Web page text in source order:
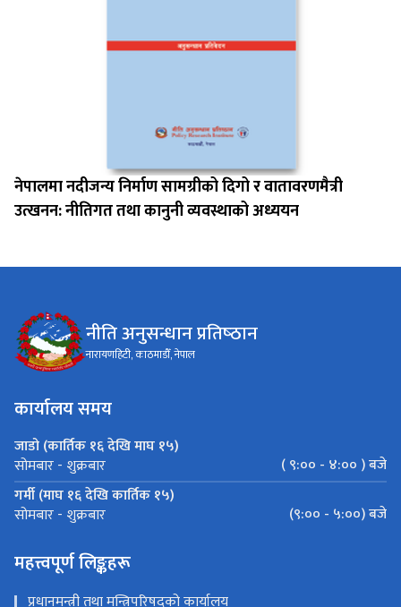
नेपालमा नदीजन्य निर्माण सामग्रीको दिगो र वातावरणमैत्री
उत्खनन: नीतिगत तथा कानुनी व्यवस्थाको अध्ययन
नीति अनुसन्धान प्रतिष्‍ठान
नारायणहिटी, काठमाडौँ, नेपाल
कार्यालय समय
जाडो (कार्तिक १६ देखि माघ १५)
सोमबार - शुक्रबार
( ९:०० - ४:०० ) बजे
गर्मी (माघ १६ देखि कार्तिक १५)
सोमबार - शुक्रबार (९:०० - ५:००) बजे
महत्त्वपूर्ण लिङ्कहरू